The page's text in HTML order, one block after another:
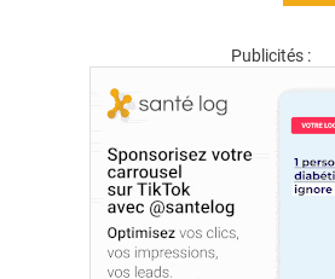
Publicités :